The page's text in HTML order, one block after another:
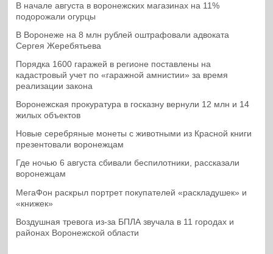
В начале августа в воронежских магазинах на 11%
подорожали огурцы
В Воронеже на 8 млн рублей оштрафовали адвоката
Сергея Жеребятьева
Порядка 1600 гаражей в регионе поставлены на
кадастровый учет по «гаражной амнистии» за время
реализации закона
Воронежская прокуратура в госказну вернули 12 млн и 14
жилых объектов
Новые серебряные монеты с животными из Красной книги
презентовали воронежцам
Где ночью 6 августа сбивали беспилотники, рассказали
воронежцам
МегаФон раскрыл портрет покупателей «раскладушек» и
«книжек»
Воздушная тревога из-за БПЛА звучала в 11 городах и
районах Воронежской области